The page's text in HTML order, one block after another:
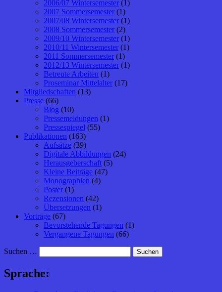
2006/07 Wintersemester (1)
2007 Sommersemester (1)
2007/08 Wintersemester (1)
2008 Sommersemester (2)
2009/10 Wintersemester (1)
2010/11 Wintersemester (1)
2011 Sommersemester (1)
2012/13 Wintersemester (1)
Betreute Arbeiten (1)
Proseminar Mittelalter (17)
Mitgliedschaften (13)
Presse (66)
Blog (10)
Pressemeldungen (1)
Pressespiegel (55)
Publikationen (163)
Aufsätze (39)
Digitale Abbildungen (24)
Herausgeberschaft (5)
Kleine Beiträge (47)
Monographien (4)
Poster (1)
Rezensionen (42)
Übersetzungen (1)
Vorträge (67)
Bevorstehende Tagungen (1)
Vergangene Tagungen (66)
Suchen …
Sprache: